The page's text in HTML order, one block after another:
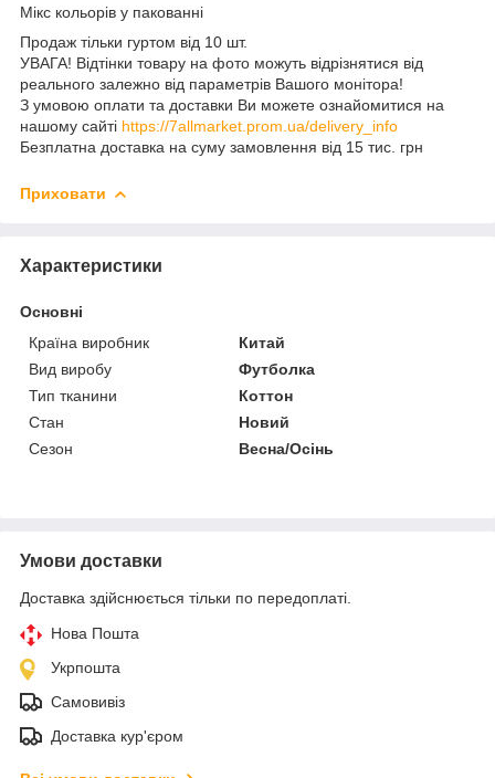
Мікс кольорів у пакованні
Продаж тільки гуртом від 10 шт.
УВАГА! Відтінки товару на фото можуть відрізнятися від
реального залежно від параметрів Вашого монітора!
З умовою оплати та доставки Ви можете ознайомитися на
нашому сайті https://7allmarket.prom.ua/delivery_info
Безплатна доставка на суму замовлення від 15 тис. грн
Приховати
Характеристики
Основні
Країна виробник
Китай
Вид виробу
Футболка
Тип тканини
Коттон
Стан
Новий
Сезон
Весна/Осінь
Умови доставки
Доставка здійснюється тільки по передоплаті.
Нова Пошта
Укрпошта
Самовивіз
Доставка кур'єром